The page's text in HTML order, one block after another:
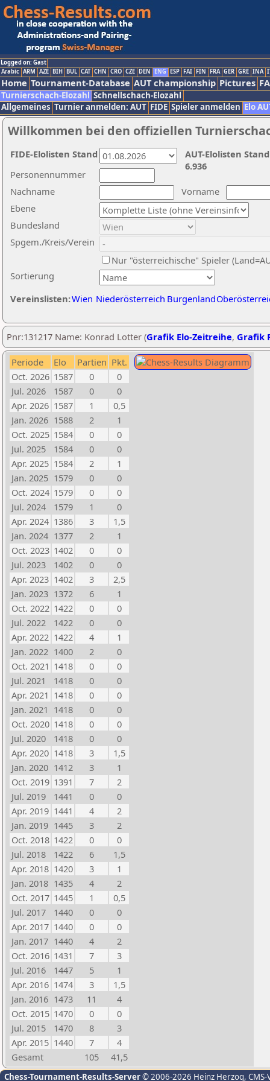
Logged on: Gast
Arabic ARM AZE BIH BUL CAT CHN CRO CZE DEN ENG ESP FAI FIN FRA GER GRE INA
Home Tournament-Database AUT championship Pictures
Turnierschach-Elozahl Schnellschach-Elozahl
Allgemeines Turnier anmelden: AUT FIDE Spieler anmelden Elo
Willkommen bei den offiziellen
Nachname
Vorname
Ebene
Sortierung
Personennummer
Bundesland
Spgem./Kreis/Verein
Nur "österreichische" Spieler
Vereinslisten:Wien Niederösterreich Burgenland
AUT-Elolisten
6.936
FIDE-Elolisten Stand
Pnr:131217 Name: Konrad Lotter (Grafik Elo-Zeitreihe, Grafik
Periode Elo Partien Pkt.
Oct. 2026 1587 0
0
Jul. 2026
1587 0
0
Apr. 2026 1587 1
0,5
Jan. 2026 1588 2
1
Oct. 2025 1584 0
0
Jul. 2025
1584 0
0
Apr. 2025 1584 2
1
Jan. 2025 1579 0
0
Oct. 2024 1579 0
0
Jul. 2024
1579 1
0
Apr. 2024 1386 3
1,5
Jan. 2024 1377 2
1
Oct. 2023 1402 0
0
Jul. 2023
1402 0
0
Apr. 2023 1402 3
2,5
Jan. 2023 1372 6
1
Oct. 2022 1422 0
0
Jul. 2022
1422 0
0
Apr. 2022 1422 4
1
Jan. 2022 1400 2
0
Oct. 2021 1418 0
0
Jul. 2021
1418 0
0
Apr. 2021 1418 0
0
Jan. 2021 1418 0
0
Oct. 2020 1418 0
0
Jul. 2020
1418 0
0
Apr. 2020 1418 3
1,5
Jan. 2020 1412 3
1
Oct. 2019 1391 7
2
Jul. 2019
1441 0
0
Apr. 2019 1441 4
2
Jan. 2019 1445 3
2
Oct. 2018 1422 0
0
Jul. 2018
1422 6
1,5
Apr. 2018 1420 3
1
Jan. 2018 1435 4
2
Oct. 2017 1445 1
0,5
Jul. 2017
1440 0
0
Apr. 2017 1440 0
0
Jan. 2017 1440 4
2
Oct. 2016 1431 7
3
Jul. 2016
1447 5
1
Apr. 2016 1474 3
1,5
Jan. 2016 1473 11
4
Oct. 2015 1470 0
0
Jul. 2015
1470 8
3
Apr. 2015 1440 7
4
Gesamt
105 41,5
Chess-Tournament-Results-Server© 2006-2026 Heinz Herzog,